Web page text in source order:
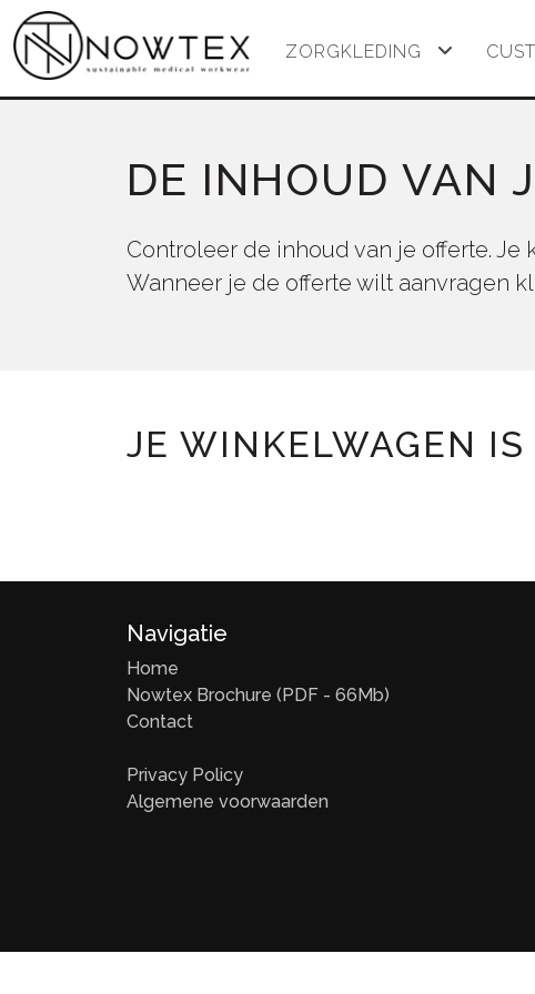
ZORGKLEDING
DE INHOUD VAN
Controleer de inhoud van je offerte.
Wanneer je de offerte wilt aanvragen
JE WINKELWAGEN IS
Navigatie
Home
Nowtex Brochure (PDF - 66Mb)
Contact
Privacy Policy
Algemene voorwaarden